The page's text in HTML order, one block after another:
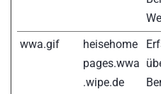
wwa.gif
heisehome
pages.wwa
.wipe.de